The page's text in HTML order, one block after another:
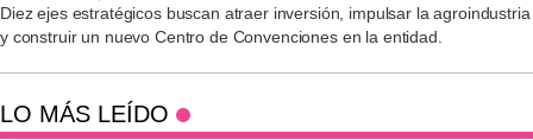
Diez ejes estratégicos buscan atraer inversión, impulsar la agroindustria
y construir un nuevo Centro de Convenciones en la entidad.
LO MÁS LEÍDO